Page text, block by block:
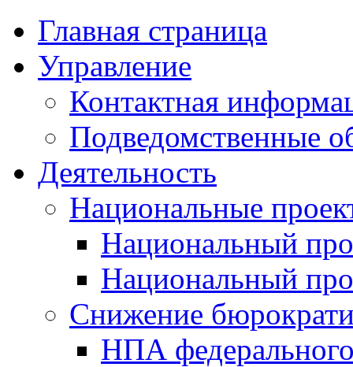
Главная страница
Управление
Контактная
Подведомственные
Деятельность
Национальные
Национальный
Национальный
Снижение
НПА